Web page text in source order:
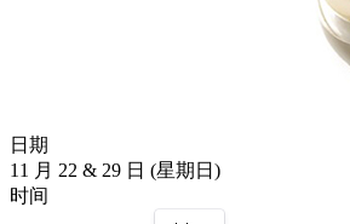
日期
11 月 22 & 29 日 (星期日)
时间